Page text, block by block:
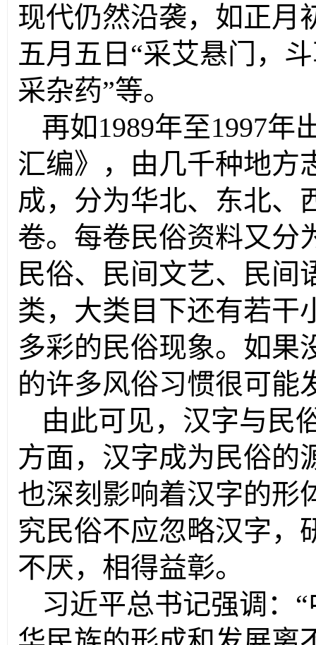
现代仍然沿袭，如正月
五月五日“采艾悬门，
采杂药”等。
再如1989年至1997年
汇编》，由几千种地方
成，分为华北、东北、
卷。每卷民俗资料又分
民俗、民间文艺、民间
类，大类目下还有若干
多彩的民俗现象。如果
的许多风俗习惯很可能
由此可见，汉字与民
方面，汉字成为民俗的
也深刻影响着汉字的形
究民俗不应忽略汉字，
不厌，相得益彰。
习近平总书记强调：